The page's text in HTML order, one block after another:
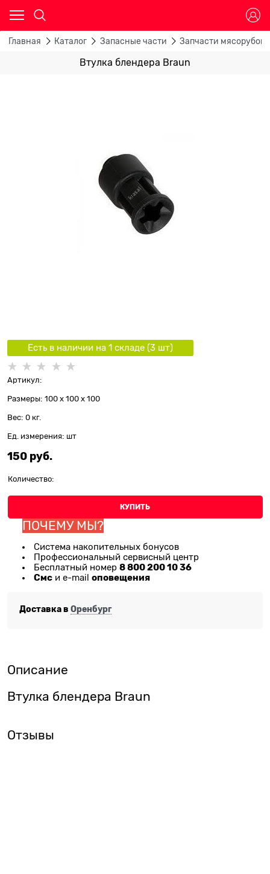
Главная Каталог Запасные части Запчасти мясорубок
Втулка блендера Braun
Есть в наличии на 1 складe (3шт)
Артикул:
Размеры: 100 x 100 x 100
Вес: 0 кг.
Ед. измерения: шт
150 руб.
Количество:
КУПИТЬ
ПОЧЕМУ МЫ?
Система накопительных бонусов
Профессиональный сервисный центр
Бесплатный номер 8 800 200 10 36
Смс и e-mail оповещения
Доставка в Оренбург
Описание
Втулка блендера Braun
Отзывы